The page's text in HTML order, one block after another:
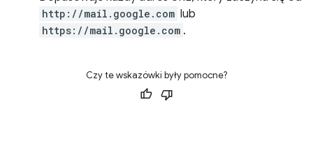
http://mail.google.com lub
https://mail.google.com .
Czy te wskazówki były pomocne?